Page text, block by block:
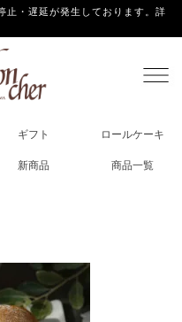
止・遅延が発生しております。詳
ギフト ロールケーキ
新商品 商品一覧